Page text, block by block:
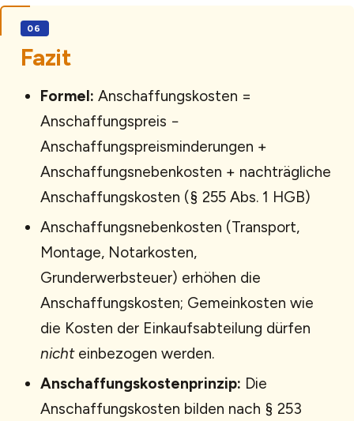
Fazit
Formel: Anschaffungskosten =
Anschaffungspreis −
Anschaffungspreisminderungen +
Anschaffungsnebenkosten + nachträgliche
Anschaffungskosten (§ 255 Abs. 1 HGB)
Anschaffungsnebenkosten (Transport,
Montage, Notarkosten,
Grunderwerbsteuer) erhöhen die
Anschaffungskosten; Gemeinkosten wie
die Kosten der Einkaufsabteilung dürfen
nichteinbezogen werden.
Anschaffungskostenprinzip: Die
Anschaffungskosten bilden nach § 253